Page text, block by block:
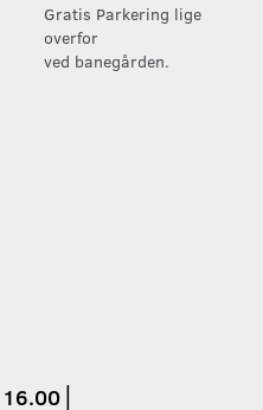
Gratis Parkering lige
overfor
ved banegården.